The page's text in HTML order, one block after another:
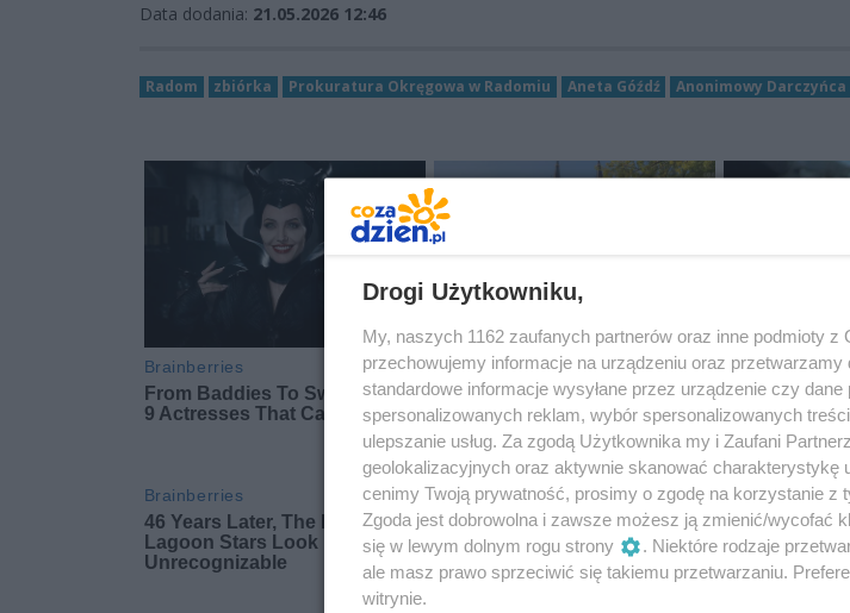
Data dodania: 21.05.2026 12:46
Radom zbiórka Prokuratura Okręgowa w Radomiu Aneta Góźdź Anonimowy Darczyńca
Drogi Użytkowniku,
My, naszych 1162 zaufanych partnerów oraz inne podmioty
przechowujemy informacje na urządzeniu oraz
standardowe informacje wysyłane przez urządzenie czy
spersonalizowanych reklam, wybór spersonalizowanych
ulepszanie usług. Za zgodą Użytkownika my i Zaufani
geolokalizacyjnych oraz aktywnie skanować charakterystykę
cenimy Twoją prywatność, prosimy o zgodę na korzystanie z
Zgoda jest dobrowolna i zawsze możesz ją zmienić/wycofać
się w lewym dolnym rogu strony
. Niektóre rodzaje
ale masz prawo sprzeciwić się takiemu przetwarzaniu.
witrynie.